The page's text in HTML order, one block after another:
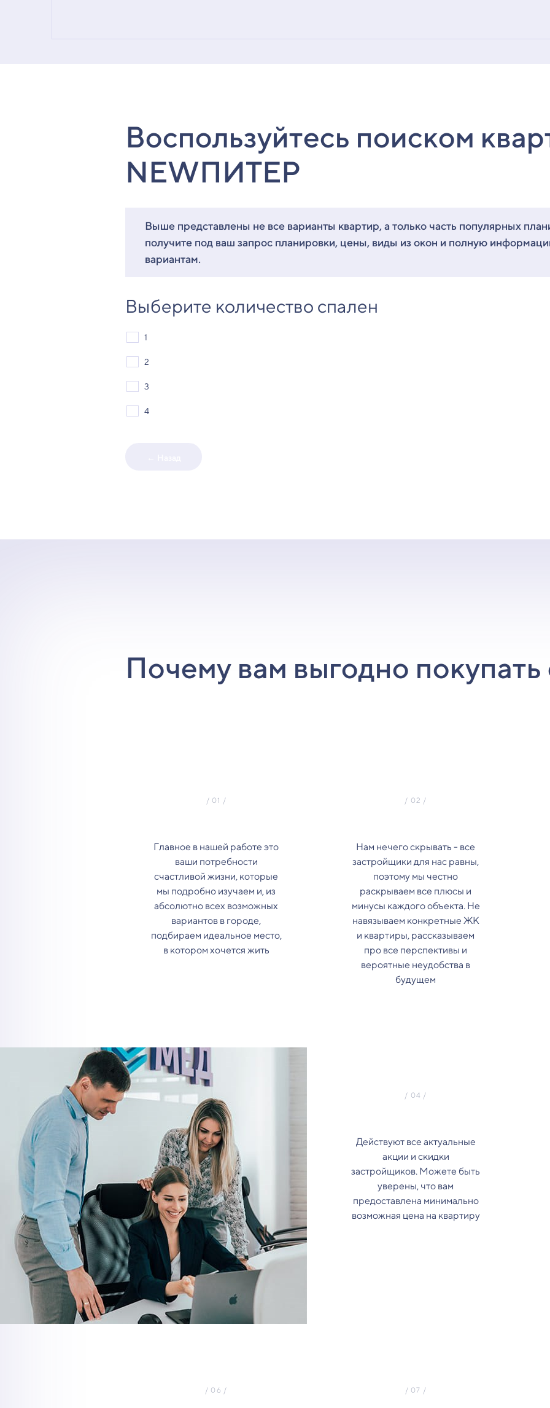
Воспользуйтесь поиском
NEWПИТЕР
Выше представлены не все варианты квартир, а только часть популярных
получите под ваш запрос планировки, цены, виды из окон и полную
вариантам.
Выберите количество спален
1
2
3
4
Почему вам выгодно покупать
Главное в нашей работе это
ваши потребности
счастливой жизни, которые
мы подробно изучаем и, из
абсолютно всех возможных
вариантов в городе,
подбираем идеальное место,
в котором хочется жить
Нам нечего скрывать - все
застройщики для нас равны,
поэтому мы честно
раскрываем все плюсы и
минусы каждого объекта. Не
навязываем конкретные ЖК
и квартиры, рассказываем
про все перспективы и
вероятные неудобства в
будущем
Действуют все актуальные
акции и скидки
застройщиков. Можете быть
уверены, что вам
предоставлена минимально
возможная цена на квартиру